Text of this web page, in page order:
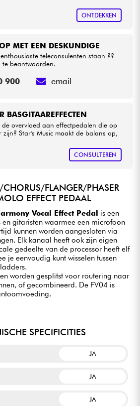
Bekijk onze merken
ONTDEKKEN
BASGITAAREFFECTEN
overvloed aan effectpedalen die op
Star's Music maakt de balans op,
CONSULTEREN
MET EEN DESKUNDIGE
teleconsulenten staan ??
beantwoorden.
900 email
FLANGER/PHASER
EFFECT PEDAAL
Vocal Effect Pedal is een
gitaristen waarmee een microfoon
kunnen worden aangesloten via
Elk kanaal heeft ook zijn eigen
gedeelte van de processor heeft elf
je eenvoudig kunt wisselen tussen
worden gesplitst voor routering naar
of gecombineerd. De FV04 is
SPECIFICITIES
JA
JA
JA